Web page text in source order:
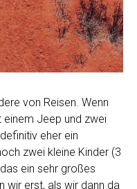
von Reisen. Wenn
einem Jeep und zwei
eher ein
zwei kleine Kinder (3
ein sehr großes
wir erst, als wir dann da